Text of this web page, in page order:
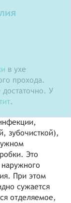
в ухе
прохода.
У
.
зубочисткой),
Это
При этом
сужается
отделяемое,